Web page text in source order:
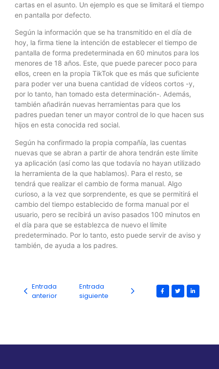
cartas en el asunto. Un ejemplo es que se limitará el tiempo
en pantalla por defecto.
Según la información que se ha transmitido en el día de
hoy, la firma tiene la intención de establecer el tiempo de
pantalla de forma predeterminada en 60 minutos para los
menores de 18 años. Este, que puede parecer poco para
ellos, creen en la propia TikTok que es más que suficiente
para poder ver una buena cantidad de vídeos cortos -y,
por lo tanto, han tomado esta determinación-. Además,
también añadirán nuevas herramientas para que los
padres puedan tener un mayor control de lo que hacen sus
hijos en esta conocida red social.
Según ha confirmado la propia compañía, las cuentas
nuevas que se abran a partir de ahora tendrán este límite
ya aplicación (así como las que todavía no hayan utilizado
la herramienta de la que hablamos). Para el resto, se
tendrá que realizar el cambio de forma manual. Algo
curioso, a la vez que sorprendente, es que se permitirá el
cambio del tiempo establecido de forma manual por el
usuario, pero se recibirá un aviso pasados 100 minutos en
el día para que se establezca de nuevo el límite
predeterminado. Por lo tanto, esto puede servir de aviso y
también, de ayuda a los padres.
Entrada
anterior
Entrada
siguiente